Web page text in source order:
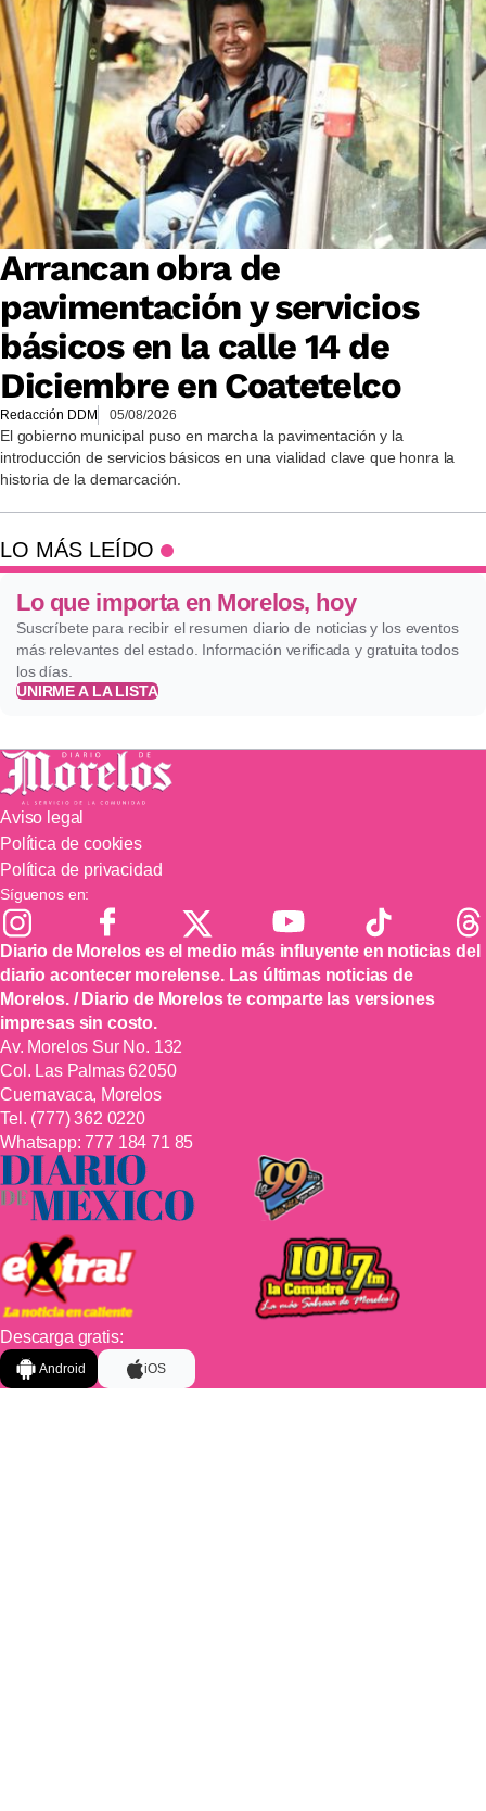
Arrancan obra de
pavimentación y servicios
básicos en la calle 14 de
Diciembre en Coatetelco
Redacción DDM 05/08/2026
El gobierno municipal puso en marcha la pavimentación y la
introducción de servicios básicos en una vialidad clave que honra la
historia de la demarcación.
LO MÁS LEÍDO
Lo que importa en Morelos, hoy
Suscríbete para recibir el resumen diario de noticias y los eventos
más relevantes del estado. Información verificada y gratuita todos
los días.
UNIRME A LA LISTA
Aviso legal
Política de cookies
Política de privacidad
Síguenos en:
Diario de Morelos es el medio más influyente en noticias del
diario acontecer morelense. Las últimas noticias de
Morelos. / Diario de Morelos te comparte las versiones
impresas sin costo.
Av. Morelos Sur No. 132
Col. Las Palmas 62050
Cuernavaca, Morelos
Tel. (777) 362 0220
Whatsapp:777 184 71 85
Descarga gratis:
Android iOS